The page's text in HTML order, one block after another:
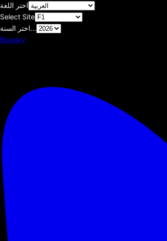
اختر اللغة
Select Site
اختر السنة...
Bluesky